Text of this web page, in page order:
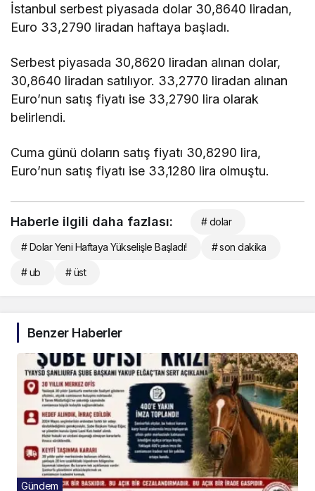
İstanbul serbest piyasada dolar 30,8640 liradan,
Euro 33,2790 liradan haftaya başladı.
Serbest piyasada 30,8620 liradan alınan dolar,
30,8640 liradan satılıyor. 33,2770 liradan alınan
Euro’nun satış fiyatı ise 33,2790 lira olarak
belirlendi.
Cuma günü doların satış fiyatı 30,8290 lira,
Euro’nun satış fiyatı ise 33,1280 lira olmuştu.
Haberle ilgili daha fazlası: # dolar
# Dolar Yeni Haftaya Yükselişle Başladı! # son dakika
# ub # üst
Benzer Haberler
Gündem